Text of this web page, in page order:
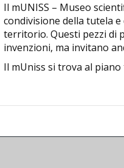
Il mUNISS – Museo
condivisione della tutela
territorio. Questi pezzi di
invenzioni, ma invitano
Il mUniss si trova al